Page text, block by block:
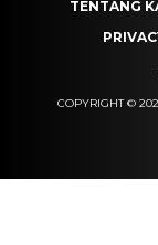
TENTANG
COPYRIGHT ©